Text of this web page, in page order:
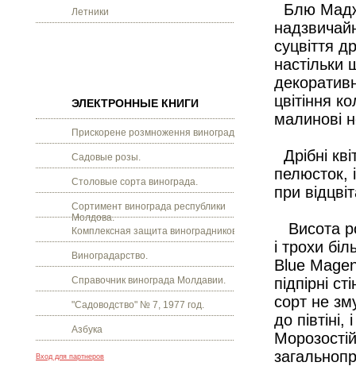
Летники
ЭЛЕКТРОННЫЕ КНИГИ
Прискорене розмноження винограду.
Садовые розы.
Столовые сорта винограда.
Сортимент винограда республики
Молдова.
Комплексная защита виноградников.
Виноградарство.
Справочник винограда Молдавии.
"Садоводство" № 7, 1977 год.
Азбука
Вход для партнеров
Блю
суцвіття
настільки
цвітіння
малинові
Дрібні
пелюсток,
при
Висота
і трохи
Blue
підпірні
сорт не
до